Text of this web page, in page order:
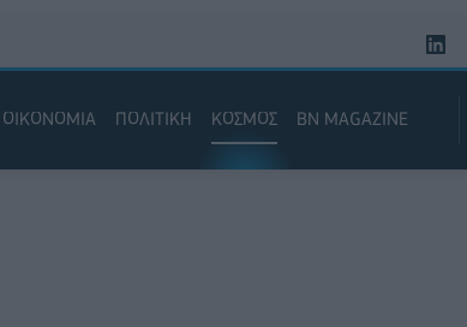
ΟΙΚΟΝΟΜΙΑ ΠΟΛΙΤΙΚΗ ΚΟΣΜΟΣ BN MAGAZINE